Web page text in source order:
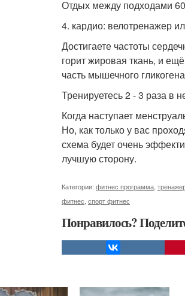
Отдых между подходами
4. кардио: велотренажер
Достигаете частоты
горит жировая ткань, и
часть мышечного
Тренируетесь 2 - 3 раза в
Когда наступает
Но, как только у вас
схема будет очень
лучшую сторону.
Категории: фитнес программа
фитнес спорт фитнес
Понравилось?